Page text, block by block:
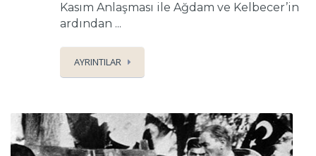
Kasım Anlaşması ile Ağdam ve Kelbecer’in
ardından ...
AYRINTILAR